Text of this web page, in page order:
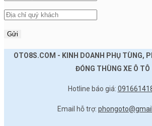
Gửi
OTO8S.COM - KINH DOANH PHỤ TÙNG,
ĐÓNG THÙNG XE Ô TÔ
Hotline báo giá:
Email hỗ trợ: